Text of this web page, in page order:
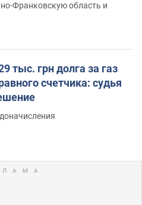
Франковскую область и
тыс. грн долга за газ
счетчика: судья